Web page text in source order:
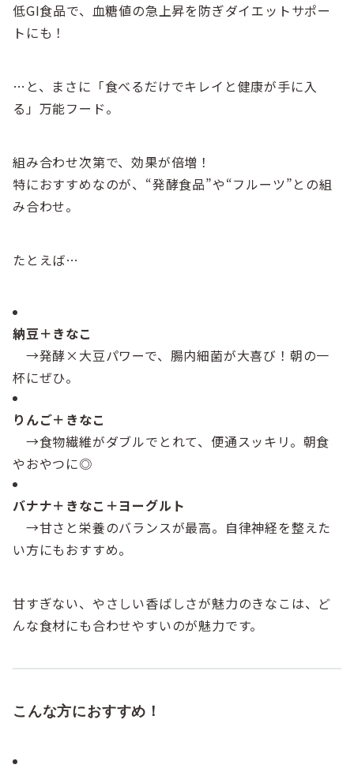
低GI食品で、血糖値の急上昇を防ぎダイエットサポー
トにも！
…と、まさに「食べるだけでキレイと健康が手に入
る」万能フード。
組み合わせ次第で、効果が倍増！
特におすすめなのが、“発酵食品”や“フルーツ”との組
み合わせ。
たとえば…
納豆＋きなこ
→発酵×大豆パワーで、腸内細菌が大喜び！朝の一
杯にぜひ。
りんご＋きなこ
→食物繊維がダブルでとれて、便通スッキリ。朝食
やおやつに◎
バナナ＋きなこ＋ヨーグルト
→甘さと栄養のバランスが最高。自律神経を整えた
い方にもおすすめ。
甘すぎない、やさしい香ばしさが魅力のきなこは、ど
んな食材にも合わせやすいのが魅力です。
こんな方におすすめ！